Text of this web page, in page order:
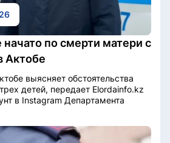
по смерти матери с
Актобе
выясняет обстоятельства
детей, передает Elordainfo.kz
в Instagram Департамента